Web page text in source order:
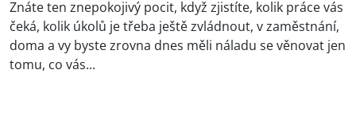
Znáte ten znepokojivý pocit, když zjistíte, kolik práce vás
čeká, kolik úkolů je třeba ještě zvládnout, v zaměstnání,
doma a vy byste zrovna dnes měli náladu se věnovat jen
tomu, co vás...